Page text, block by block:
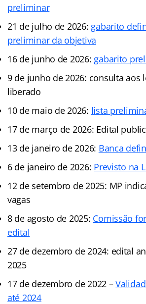
preliminar
21 de julho de 2026: gabarito
preliminar da objetiva
16 de junho de 2026: gabarito
9 de junho de 2026: consulta aos
liberado
10 de maio de 2026: lista
17 de março de 2026: Edital
13 de janeiro de 2026: Banca
6 de janeiro de 2026: Previsto na
12 de setembro de 2025: MP
vagas
8 de agosto de 2025: Comissão
edital
27 de dezembro de 2024: edital
2025
17 de dezembro de 2022 –
até 2024